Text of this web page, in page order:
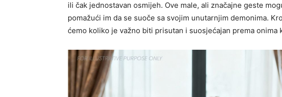
ili čak jednostavan osmijeh. Ove male, ali značajne geste
pomažući im da se suoče sa svojim unutarnjim demonima.
ćemo koliko je važno biti prisutan i suosjećajan prema onima